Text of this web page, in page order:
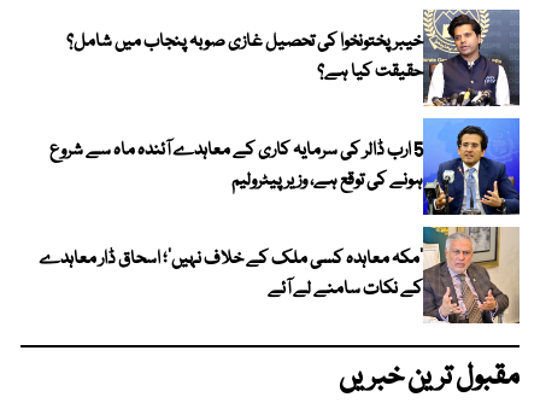
خیبر پختونخوا کی تحصیل غازی صوبہ پنجاب میں شامل؟
حقیقت کیا ہے؟
5 ارب ڈالر کی سرمایہ کاری کے معاہدے آئندہ ماہ سے شروع
ہونے کی توقع ہے، وزیر پیٹرولیم
‘مکہ معاہدہ کسی ملک کے خلاف نہیں’؛ اسحاق ڈار معاہدے
کے نکات سامنے لے آئے
مقبول ترین خبریں